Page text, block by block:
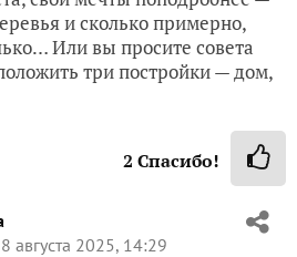
и сколько примерно,
Или вы просите совета
три постройки — дом,
2 Спасибо!
8 августа 2025, 14:29